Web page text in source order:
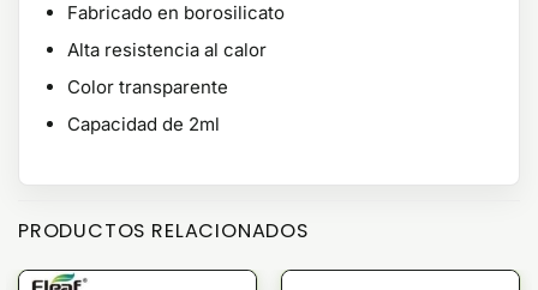
Fabricado en borosilicato
Alta resistencia al calor
Color transparente
Capacidad de 2ml
PRODUCTOS RELACIONADOS